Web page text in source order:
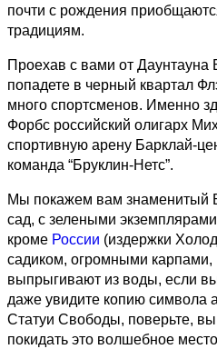
почти с рождения
традициям.
Проехав с вами от Даунтауна
попадете в черный квартал
много спортсменов. Именно
Форбс российский олигарх
спортивную арену Барклай-
команда “Бруклин-Нетс”.
Мы покажем вам знаменитый
сад, с зелеными
кроме России (издержки
садиком, огромными карпами,
выпрыгивают из воды, если
даже увидите копию символа
Статуи Свободы, поверьте, вы
покидать это волшебное